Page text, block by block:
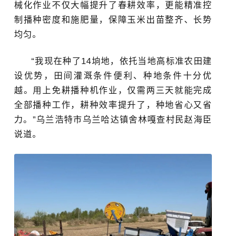
械化作业不仅大幅提升了春耕效率，更能精准控
制播种密度和施肥量，保障玉米出苗整齐、长势
均匀。
“我现在种了 14垧地，依托当地高标准农田建
设优势，田间灌溉条件便利、种地条件十分优
越。用上免耕播种机作业，仅需两三天就能完成
全部播种工作，耕种效率提升了，种地省心又省
力。 ”乌兰浩特市乌兰哈达镇舍林嘎查村民赵海臣
说道。